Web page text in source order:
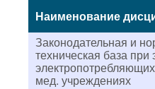
Наименование
Законодательная и
техническая база при
мед. учреждениях